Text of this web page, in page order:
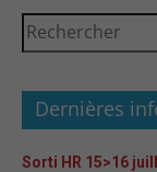
Dernières
Sorti HR 15>16